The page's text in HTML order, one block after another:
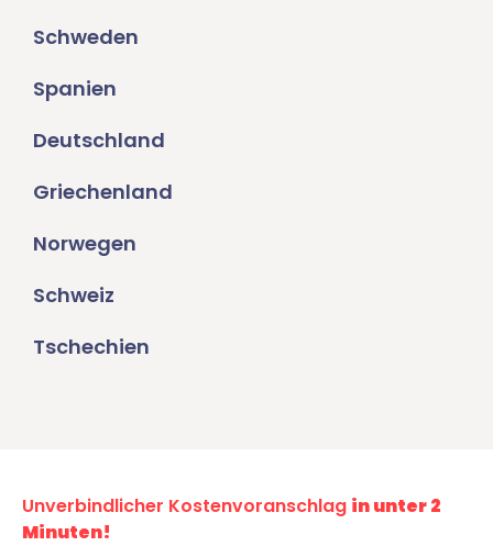
Schweden
Spanien
Deutschland
Griechenland
Norwegen
Schweiz
Tschechien
Unverbindlicher Kostenvoranschlag in unter 2
Minuten!